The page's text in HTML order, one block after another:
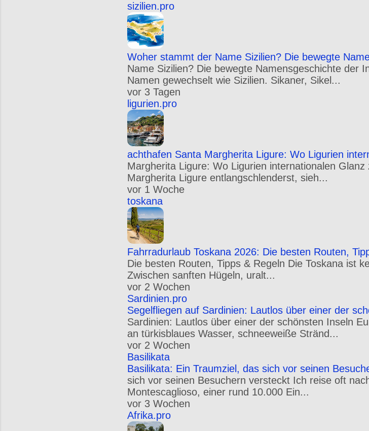
sizilien.pro
Woher stammt der Name Sizilien? Die bewegte
Name Sizilien? Die bewegte Namensgeschichte der
Namen gewechselt wie Sizilien. Sikaner, Sikel...
vor 3 Tagen
ligurien.pro
achthafen Santa Margherita Ligure: Wo Ligurien
Margherita Ligure: Wo Ligurien internationalen
Margherita Ligure entlangschlenderst, sieh...
vor 1 Woche
toskana
Fahrradurlaub Toskana 2026: Die besten Routen,
Die besten Routen, Tipps & Regeln Die Toskana ist
Zwischen sanften Hügeln, uralt...
vor 2 Wochen
Sardinien.pro
Segelfliegen auf Sardinien: Lautlos über einer der
Sardinien: Lautlos über einer der schönsten Inseln
an türkisblaues Wasser, schneeweiße Stränd...
vor 2 Wochen
Basilikata
Basilikata: Ein Traumziel, das sich vor seinen
sich vor seinen Besuchern versteckt Ich reise oft
Montescaglioso, einer rund 10.000 Ein...
vor 3 Wochen
Afrika.pro